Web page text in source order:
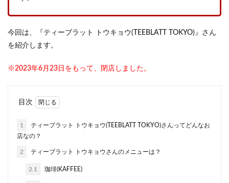
今回は、『ティーブラット トウキョウ(TEEBLATT TOKYO)』さん
を紹介します。
※2023年6月23日をもって、閉店しました。
目次
1
ティーブラット トウキョウ(TEEBLATT TOKYO)さんってどんなお
店なの？
2 ティーブラット トウキョウさんのメニューは？
2.1 珈琲(KAFFEE)